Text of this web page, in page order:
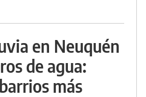
en Neuquén
de agua:
más